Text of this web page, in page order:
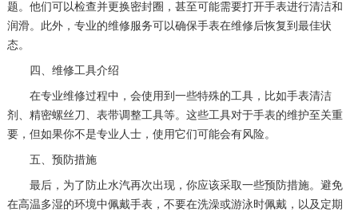
题。他们可以检查并更换密封圈，甚至可能需要打开手表进行清洁和
润滑。此外，专业的维修服务可以确保手表在维修后恢复到最佳状
态。
四、维修工具介绍
在专业维修过程中，会使用到一些特殊的工具，比如手表清洁
剂、精密螺丝刀、表带调整工具等。这些工具对于手表的维护至关重
要，但如果你不是专业人士，使用它们可能会有风险。
五、预防措施
最后，为了防止水汽再次出现，你应该采取一些预防措施。避免
在高温多湿的环境中佩戴手表，不要在洗澡或游泳时佩戴，以及定期